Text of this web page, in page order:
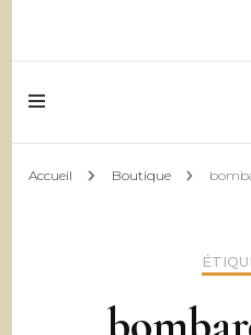
Accueil Boutique